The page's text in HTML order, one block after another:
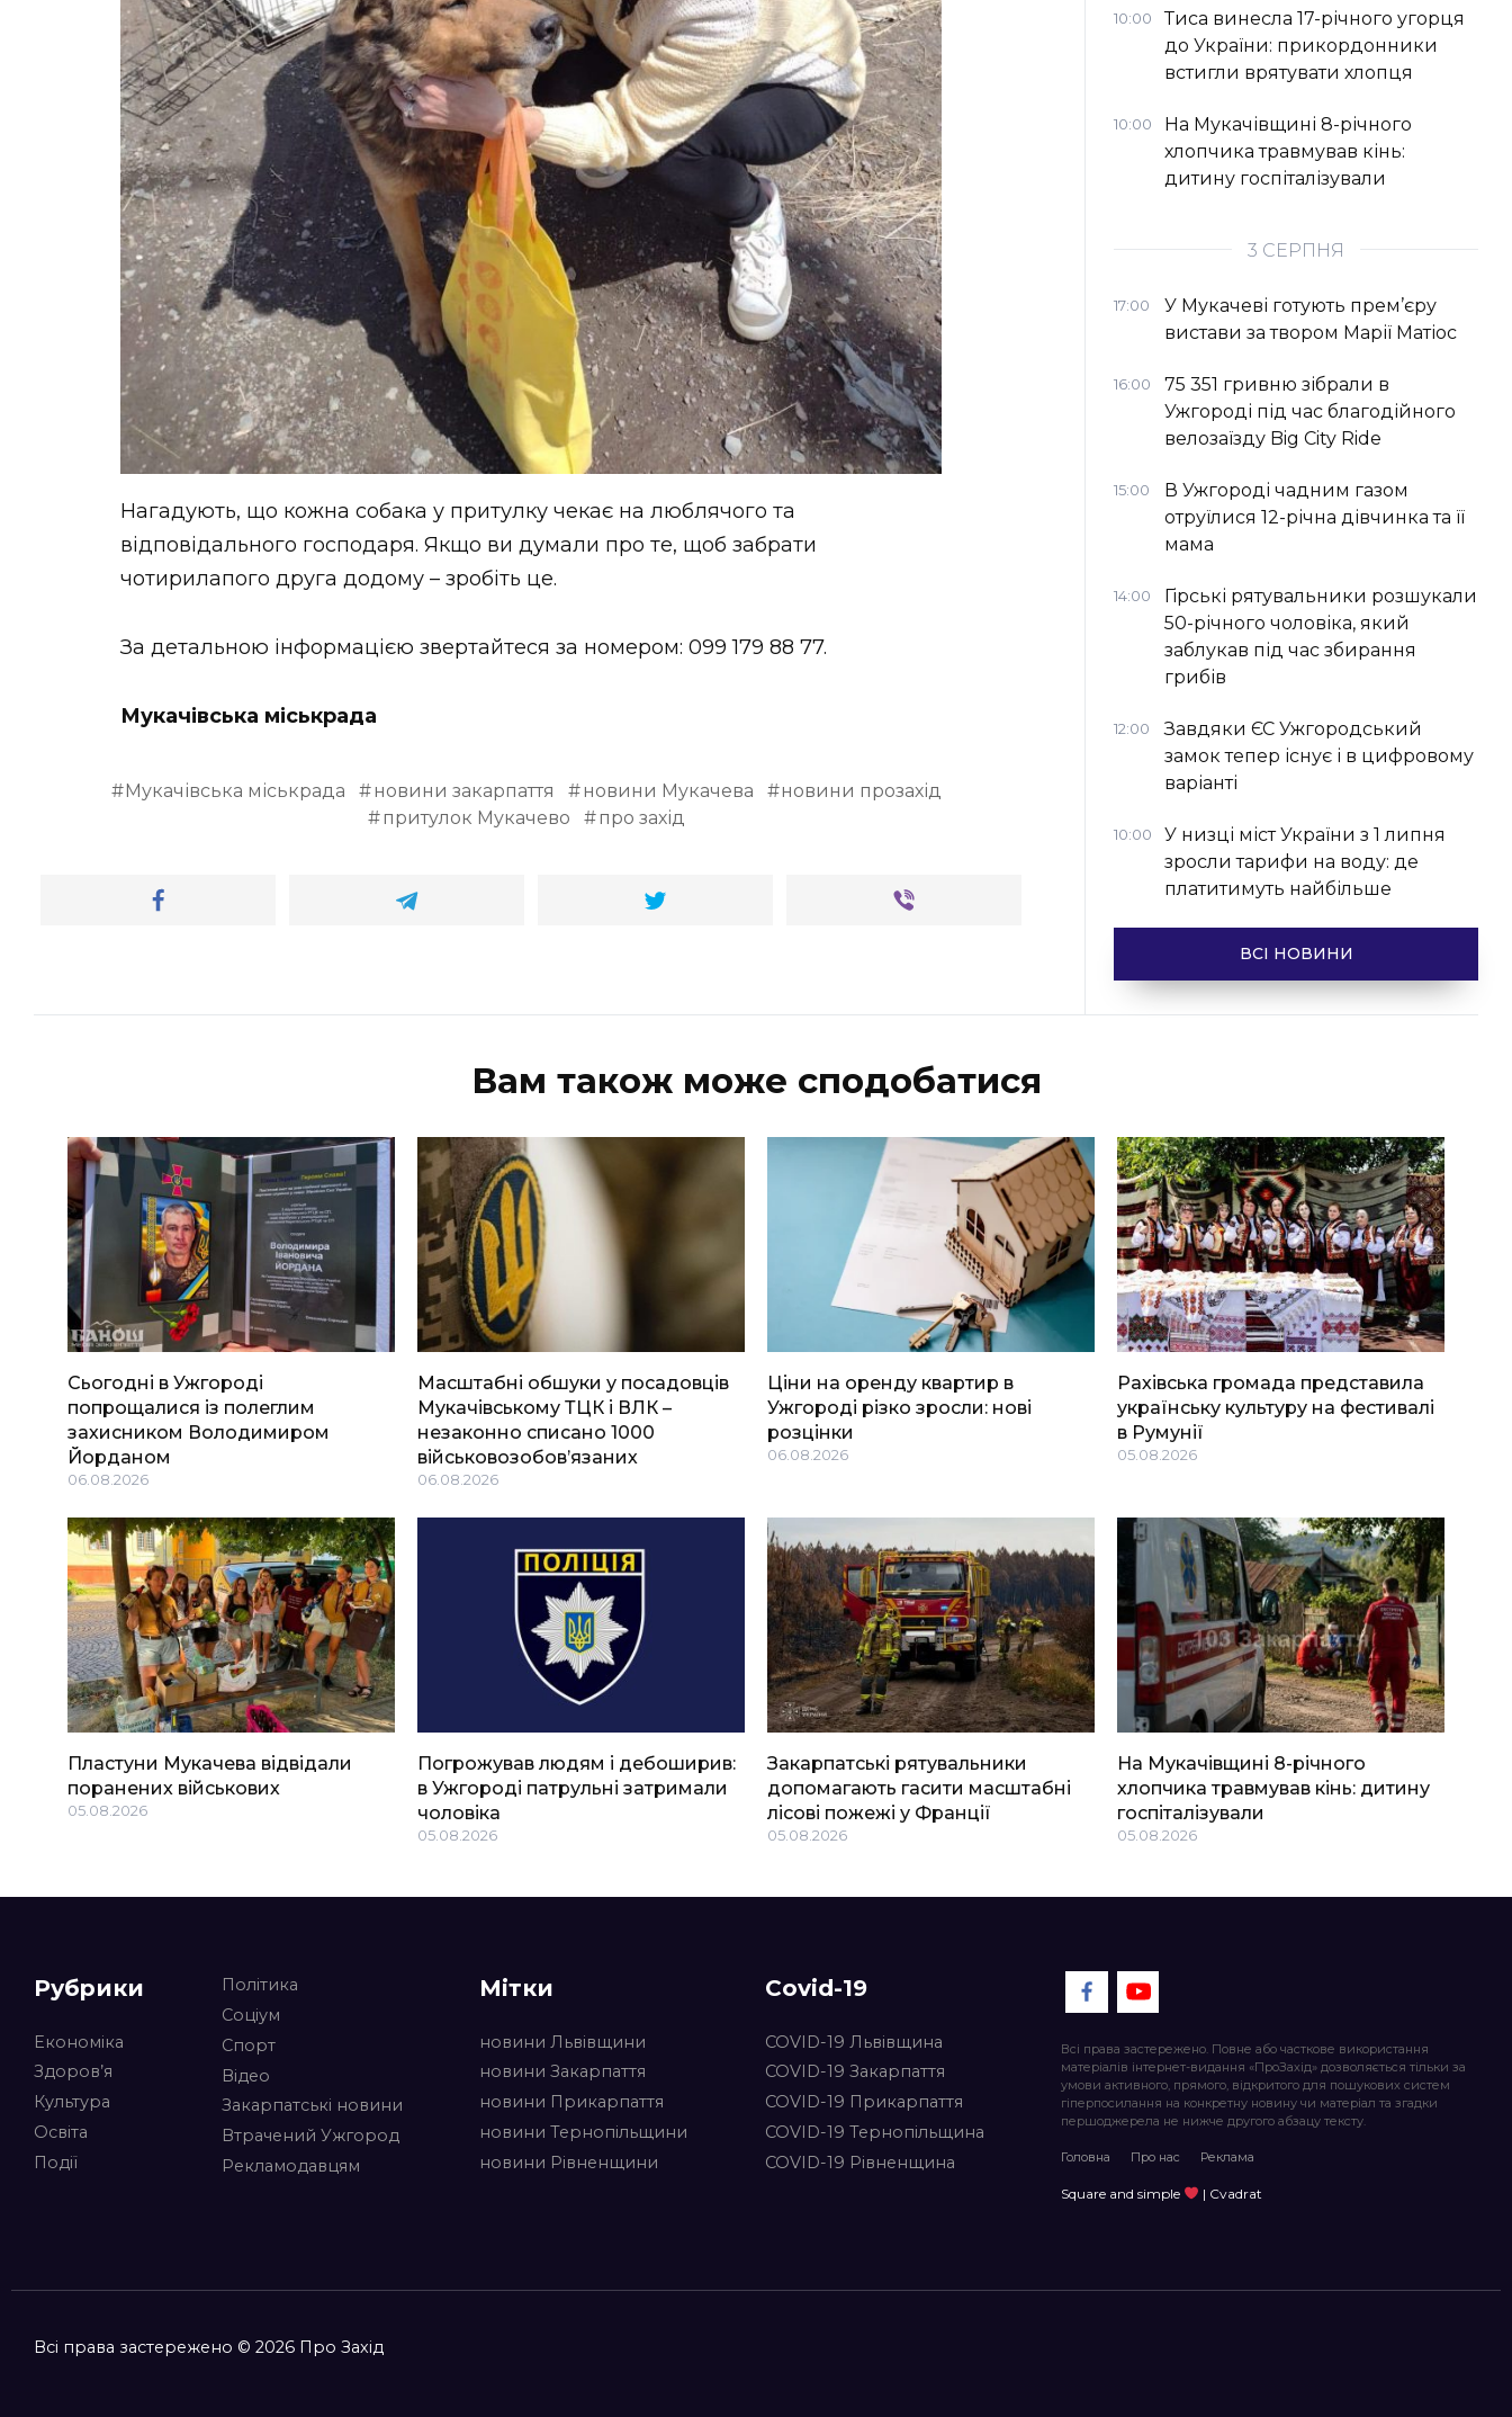
Нагадують, що кожна собака у притулку чекає на люблячого та
відповідального господаря. Якщо ви думали про те, щоб забрати
чотирилапого друга додому – зробіть це.
За детальною інформацією звертайтеся за номером: 099 179 88 77.
Мукачівська міськрада
Мукачівська міськрада новини закарпаття новини Мукачева
новини прозахід
притулок Мукачево
про захід
10:00
Тиса винесла 17-річного угорця
до України: прикордонники
встигли врятувати хлопця
10:00
На Мукачівщині 8-річного
хлопчика травмував кінь:
дитину госпіталізували
3 СЕРПНЯ
17:00
У Мукачеві готують прем’єру
вистави за твором Марії Матіос
16:00
75 351 гривню зібрали в
Ужгороді під час благодійного
велозаїзду Big Сity Ride
15:00
В Ужгороді чадним газом
отруїлися 12-річна дівчинка та її
мама
14:00
Гірські рятувальники розшукали
50-річного чоловіка, який
заблукав під час збирання
грибів
12:00
Завдяки ЄС Ужгородський
замок тепер існує і в цифровому
варіанті
10:00
У низці міст України з 1 липня
зросли тарифи на воду: де
платитимуть найбільше
ВСІ НОВИНИ
Вам також може сподобатися
Сьогодні в Ужгороді
попрощалися із полеглим
захисником Володимиром
Йорданом
06.08.2026
Масштабні обшуки у посадовців
Мукачівському ТЦК і ВЛК –
незаконно списано 1000
військовозобов’язаних
06.08.2026
Ціни на оренду квартир в
Ужгороді різко зросли: нові
розцінки
06.08.2026
Рахівська громада представила
українську культуру на фестивалі
в Румунії
05.08.2026
Пластуни Мукачева відвідали
поранених військових
05.08.2026
Погрожував людям і дебоширив:
в Ужгороді патрульні затримали
чоловіка
05.08.2026
Закарпатські рятувальники
допомагають гасити масштабні
лісові пожежі у Франції
05.08.2026
На Мукачівщині 8-річного
хлопчика травмував кінь: дитину
госпіталізували
05.08.2026
Рубрики
Економіка
Здоров’я
Культура
Освіта
Події
Політика
Соціум
Спорт
Відео
Закарпатські новини
Втрачений Ужгород
Рекламодавцям
Мітки
новини Львівщини
новини Закарпаття
новини Прикарпаття
новини Тернопільщини
новини Рівненщини
Covid-19
COVID-19 Львівщина
COVID-19 Закарпаття
COVID-19 Прикарпаття
COVID-19 Тернопільщина
COVID-19 Рівненщина
Всі права застережено. Повне або часткове використання
матеріалів інтернет-видання «ПроЗахід» дозволяється тільки за
умови активного, прямого, відкритого для пошукових систем
гіперпосилання на конкретну новину чи матеріал та згадки
першоджерела не нижче другого абзацу тексту.
Головна Про нас Реклама
Square and simple | Cvadrat
Всі права застережено © 2026 Про Захід